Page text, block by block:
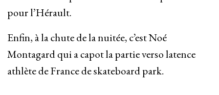
pour l’Hérault.
Enfin, à la chute de la nuitée, c’est Noé
Montagard qui a capot la partie verso latence
athlète de France de skateboard park.